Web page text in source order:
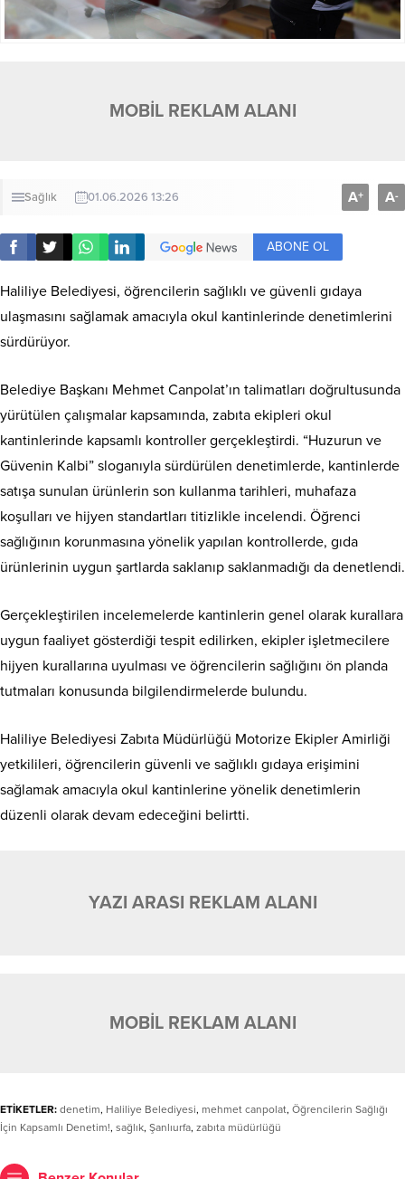
MOBİL REKLAM ALANI
Sağlık 01.06.2026 13:26 A+ A-
ABONE OL
Haliliye Belediyesi, öğrencilerin sağlıklı ve güvenli gıdaya
ulaşmasını sağlamak amacıyla okul kantinlerinde denetimlerini
sürdürüyor.
Belediye Başkanı Mehmet Canpolat’ın talimatları doğrultusunda
yürütülen çalışmalar kapsamında, zabıta ekipleri okul
kantinlerinde kapsamlı kontroller gerçekleştirdi. “Huzurun ve
Güvenin Kalbi” sloganıyla sürdürülen denetimlerde, kantinlerde
satışa sunulan ürünlerin son kullanma tarihleri, muhafaza
koşulları ve hijyen standartları titizlikle incelendi. Öğrenci
sağlığının korunmasına yönelik yapılan kontrollerde, gıda
ürünlerinin uygun şartlarda saklanıp saklanmadığı da denetlendi.
Gerçekleştirilen incelemelerde kantinlerin genel olarak kurallara
uygun faaliyet gösterdiği tespit edilirken, ekipler işletmecilere
hijyen kurallarına uyulması ve öğrencilerin sağlığını ön planda
tutmaları konusunda bilgilendirmelerde bulundu.
Haliliye Belediyesi Zabıta Müdürlüğü Motorize Ekipler Amirliği
yetkilileri, öğrencilerin güvenli ve sağlıklı gıdaya erişimini
sağlamak amacıyla okul kantinlerine yönelik denetimlerin
düzenli olarak devam edeceğini belirtti.
YAZI ARASI REKLAM ALANI
MOBİL REKLAM ALANI
ETİKETLER: denetim, Haliliye Belediyesi, mehmet canpolat, Öğrencilerin Sağlığı
İçin Kapsamlı Denetim!, sağlık, Şanlıurfa, zabıta müdürlüğü